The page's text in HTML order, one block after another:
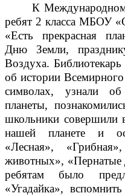
К
ребят 2 класса МБОУ
«Есть прекрасная
Дню Земли,
Воздуха.
об истории
символах, узнали об
планеты,
школьники совершили
нашей планете и
«Лесная»,
животных», «Пернатые
ребятам было
«Угадайка»,